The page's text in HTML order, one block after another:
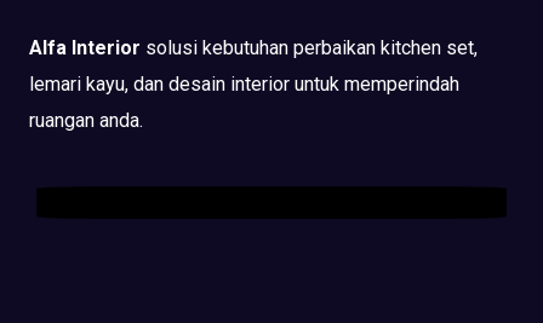
Alfa Interior solusi kebutuhan perbaikan kitchen set,
lemari kayu, dan desain interior untuk memperindah
ruangan anda.